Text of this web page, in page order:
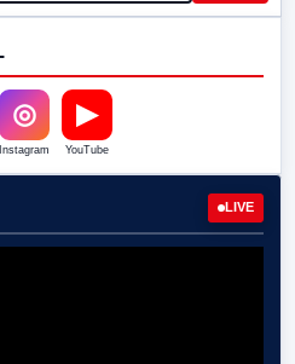
◎
Instagram
▶
YouTube
LIVE